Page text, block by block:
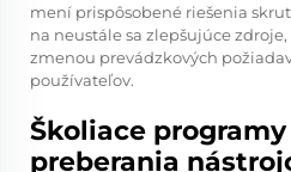
mení prispôsobené riešenia
na neustále sa zlepšujúce
zmenou prevádzkových
používateľov.
Školiace
preberania